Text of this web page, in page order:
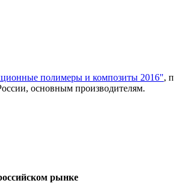
полимеры и композиты 2016",
основным производителям.
рынке